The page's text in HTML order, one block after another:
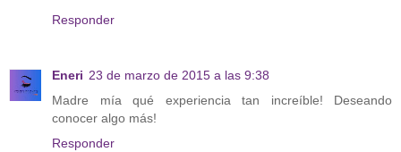
Responder
Eneri 23 de marzo de 2015 a las 9:38
Madre mía qué experiencia tan increíble! Deseando
conocer algo más!
Responder